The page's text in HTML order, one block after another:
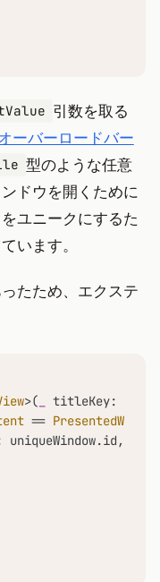
引数を取る
ーバーロードバー
型のような任意
ドウを開くために
ユニークにするた
います。
たため、エクステ
>( titleKey:
==